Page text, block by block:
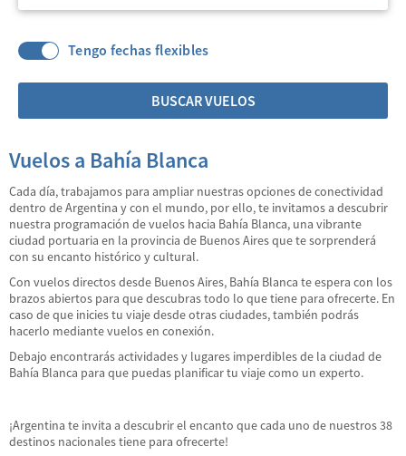
Tengo fechas flexibles
BUSCAR VUELOS
Vuelos a Bahía Blanca
Cada día, trabajamos para ampliar nuestras opciones de conectividad
dentro de Argentina y con el mundo, por ello, te invitamos a descubrir
nuestra programación de vuelos hacia Bahía Blanca, una vibrante
ciudad portuaria en la provincia de Buenos Aires que te sorprenderá
con su encanto histórico y cultural.
Con vuelos directos desde Buenos Aires, Bahía Blanca te espera con los
brazos abiertos para que descubras todo lo que tiene para ofrecerte. En
caso de que inicies tu viaje desde otras ciudades, también podrás
hacerlo mediante vuelos en conexión.
Debajo encontrarás actividades y lugares imperdibles de la ciudad de
Bahía Blanca para que puedas planificar tu viaje como un experto.
¡Argentina te invita a descubrir el encanto que cada uno de nuestros 38
destinos nacionales tiene para ofrecerte!